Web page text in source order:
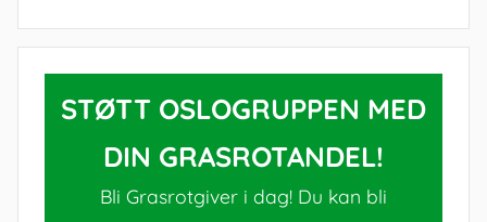
STØTT OSLOGRUPPEN MED
DIN GRASROTANDEL!
Bli Grasrotgiver i dag! Du kan bli